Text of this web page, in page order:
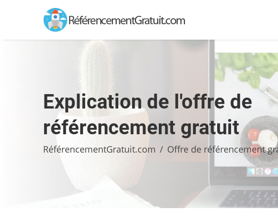
Explication de l'offre de
référencement gratuit
RéférencementGratuit.com Offre de référencement